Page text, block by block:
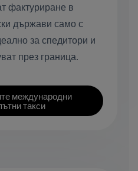
фактуриране в
държави само с
за спедитори и
през граница.
международни
такси